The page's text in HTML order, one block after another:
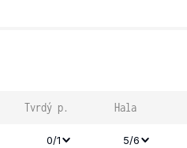
Tvrdý p. Hala
0/1 5/6